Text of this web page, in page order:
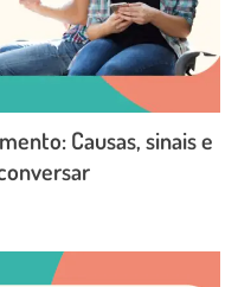
Causas, sinais e